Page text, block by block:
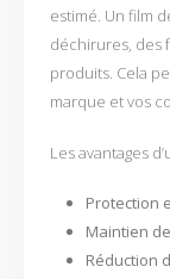
estimé. Un film
déchirures, des
produits. Cela
marque et vos
Les avantages
Protection
Maintien
Réduction